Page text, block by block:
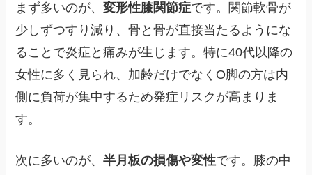
まず多いのが、変形性膝関節症です。関節軟骨が
少しずつすり減り、骨と骨が直接当たるようにな
ることで炎症と痛みが生じます。特に40代以降の
女性に多く見られ、加齢だけでなくO脚の方は内
側に負荷が集中するため発症リスクが高まりま
す。
次に多いのが、半月板の損傷や変性です。膝の中